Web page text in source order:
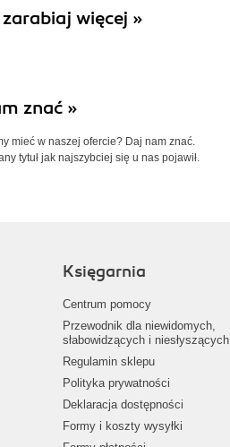
więcej »
znać »
mieć w naszej ofercie? Daj nam znać.
tytuł jak najszybciej się u nas pojawił.
Księgarnia
Centrum pomocy
Przewodnik dla niewidomych,
słabowidzących i niesłyszących
Regulamin sklepu
Polityka prywatności
Deklaracja dostępności
Formy i koszty wysyłki